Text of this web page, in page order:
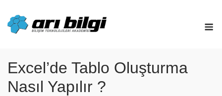
content
Excel’de Tablo Oluşturma
Nasıl Yapılır ?